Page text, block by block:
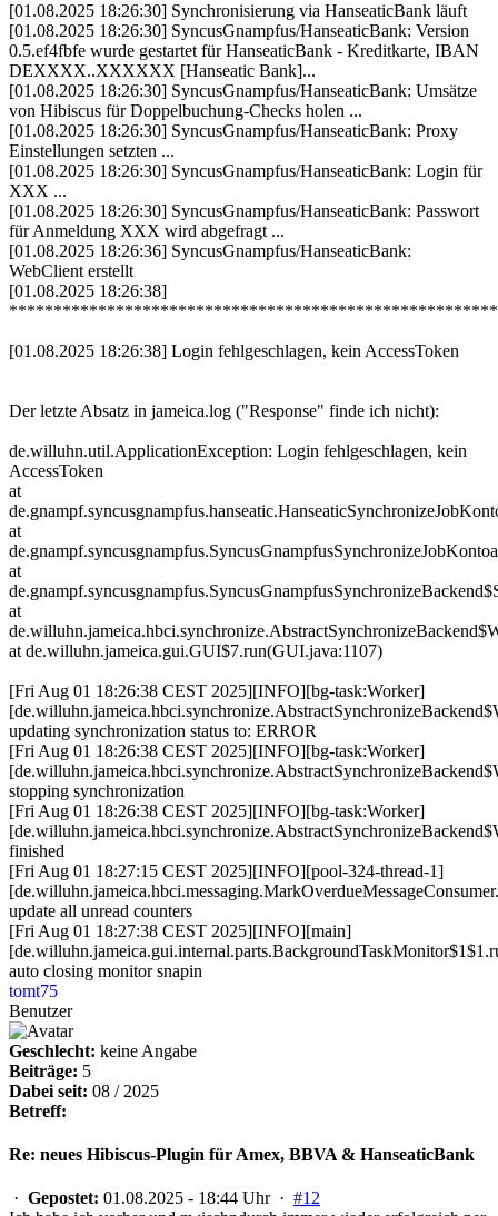
[01.08.2025 18:26:30] Synchronisierung via HanseaticBank läuft
[01.08.2025 18:26:30] SyncusGnampfus/HanseaticBank: Version
0.5.ef4fbfe wurde gestartet für HanseaticBank - Kreditkarte, IBAN
DEXXXX..XXXXXX [Hanseatic Bank]...
[01.08.2025 18:26:30] SyncusGnampfus/HanseaticBank: Umsätze
von Hibiscus für Doppelbuchung-Checks holen ...
[01.08.2025 18:26:30] SyncusGnampfus/HanseaticBank: Proxy
Einstellungen setzten ...
[01.08.2025 18:26:30] SyncusGnampfus/HanseaticBank: Login für
XXX ...
[01.08.2025 18:26:30] SyncusGnampfus/HanseaticBank: Passwort
für Anmeldung XXX wird abgefragt ...
[01.08.2025 18:26:36] SyncusGnampfus/HanseaticBank:
WebClient erstellt
[01.08.2025 18:26:38]
[01.08.2025 18:26:38] Login fehlgeschlagen, kein AccessToken
Der letzte Absatz in jameica.log ("Response" finde ich nicht):
de.willuhn.util.ApplicationException: Login fehlgeschlagen, kein
AccessToken
at
at
at
at
at de.willuhn.jameica.gui.GUI$7.run(GUI.java:1107)
[Fri Aug 01 18:26:38 CEST 2025][INFO][bg-task:Worker]
updating synchronization status to: ERROR
[Fri Aug 01 18:26:38 CEST 2025][INFO][bg-task:Worker]
stopping synchronization
[Fri Aug 01 18:26:38 CEST 2025][INFO][bg-task:Worker]
finished
[Fri Aug 01 18:27:15 CEST 2025][INFO][pool-324-thread-1]
update all unread counters
[Fri Aug 01 18:27:38 CEST 2025][INFO][main]
auto closing monitor snapin
tomt75
Benutzer
Geschlecht: keine Angabe
Beiträge: 5
Dabei seit: 08 / 2025
Betreff:
Re: neues Hibiscus-Plugin für Amex, BBVA & HanseaticBank
· Gepostet: 01.08.2025 - 18:44 Uhr · #12